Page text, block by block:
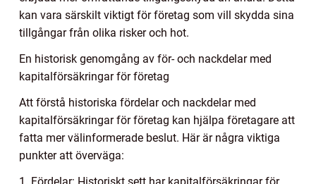
kan vara särskilt viktigt för företag som vill skydda sina
tillgångar från olika risker och hot.
En historisk genomgång av för- och nackdelar med
kapitalförsäkringar för företag
Att förstå historiska fördelar och nackdelar med
kapitalförsäkringar för företag kan hjälpa företagare att
fatta mer välinformerade beslut. Här är några viktiga
punkter att överväga:
1. Fördelar: Historiskt sett har kapitalförsäkringar för